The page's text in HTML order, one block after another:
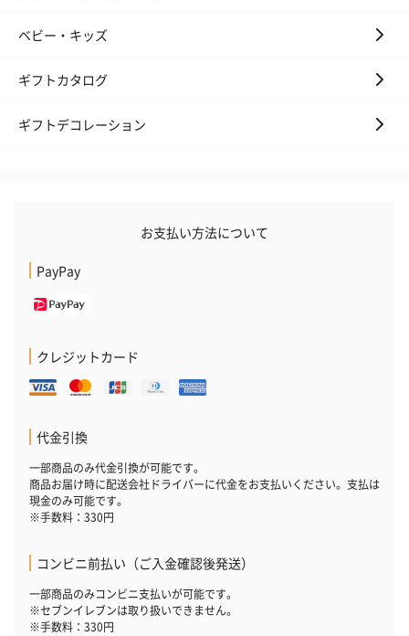
ベビー・キッズ
ギフトカタログ
ギフトデコレーション
お支払い方法について
PayPay
クレジットカード
代金引換
一部商品のみ代金引換が可能です。
商品お届け時に配送会社ドライバーに代金をお支払いください。支払は
現金のみ可能です。
※手数料：330円
コンビニ前払い（ご入金確認後発送）
一部商品のみコンビニ支払いが可能です。
※セブンイレブンは取り扱いできません。
※手数料：330円